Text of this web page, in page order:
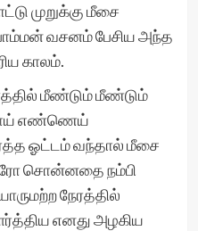
முறுக்கு மீசை
வசனம் பேசிய அந்த
காலம்.
மீண்டும் மீண்டும்
எண்ணெய்
ஓட்டம் வந்தால் மீசை
சொன்னதை நம்பி
நேரத்தில்
எனது அழகிய